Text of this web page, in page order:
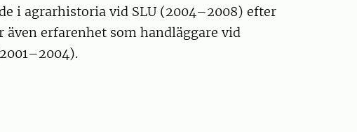
i agrarhistoria vid SLU (2004–2008) efter
även erfarenhet som handläggare vid